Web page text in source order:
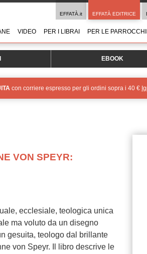
EFFATÀ.it EFFATÀ EDITRICE
VIDEO PER I LIBRAI PER LE
EBOOK
con corriere espresso per gli ordini sopra i 40 €
VON SPEYR:
ecclesiale, teologica unica
ma voluto da un disegno
gesuita, teologo dal brillante
von Speyr. Il libro descrive le